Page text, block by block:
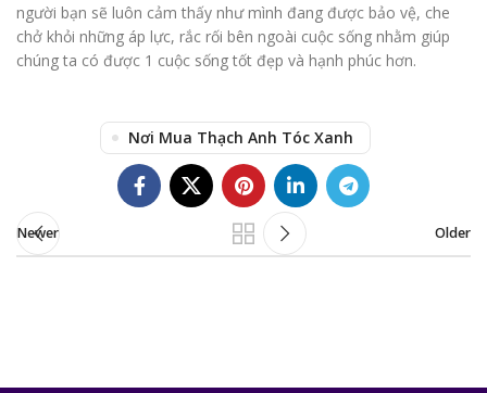
người bạn sẽ luôn cảm thấy như mình đang được bảo vệ, che
chở khỏi những áp lực, rắc rối bên ngoài cuộc sống nhằm giúp
chúng ta có được 1 cuộc sống tốt đẹp và hạnh phúc hơn.
Nơi Mua Thạch Anh Tóc Xanh
Newer Older